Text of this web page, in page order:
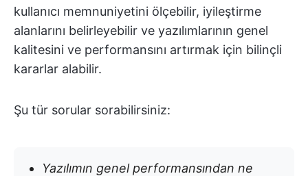
kullanıcı memnuniyetini ölçebilir, iyileştirme
alanlarını belirleyebilir ve yazılımlarının genel
kalitesini ve performansını artırmak için bilinçli
kararlar alabilir.
Şu tür sorular sorabilirsiniz:
Yazılımın genel performansından ne